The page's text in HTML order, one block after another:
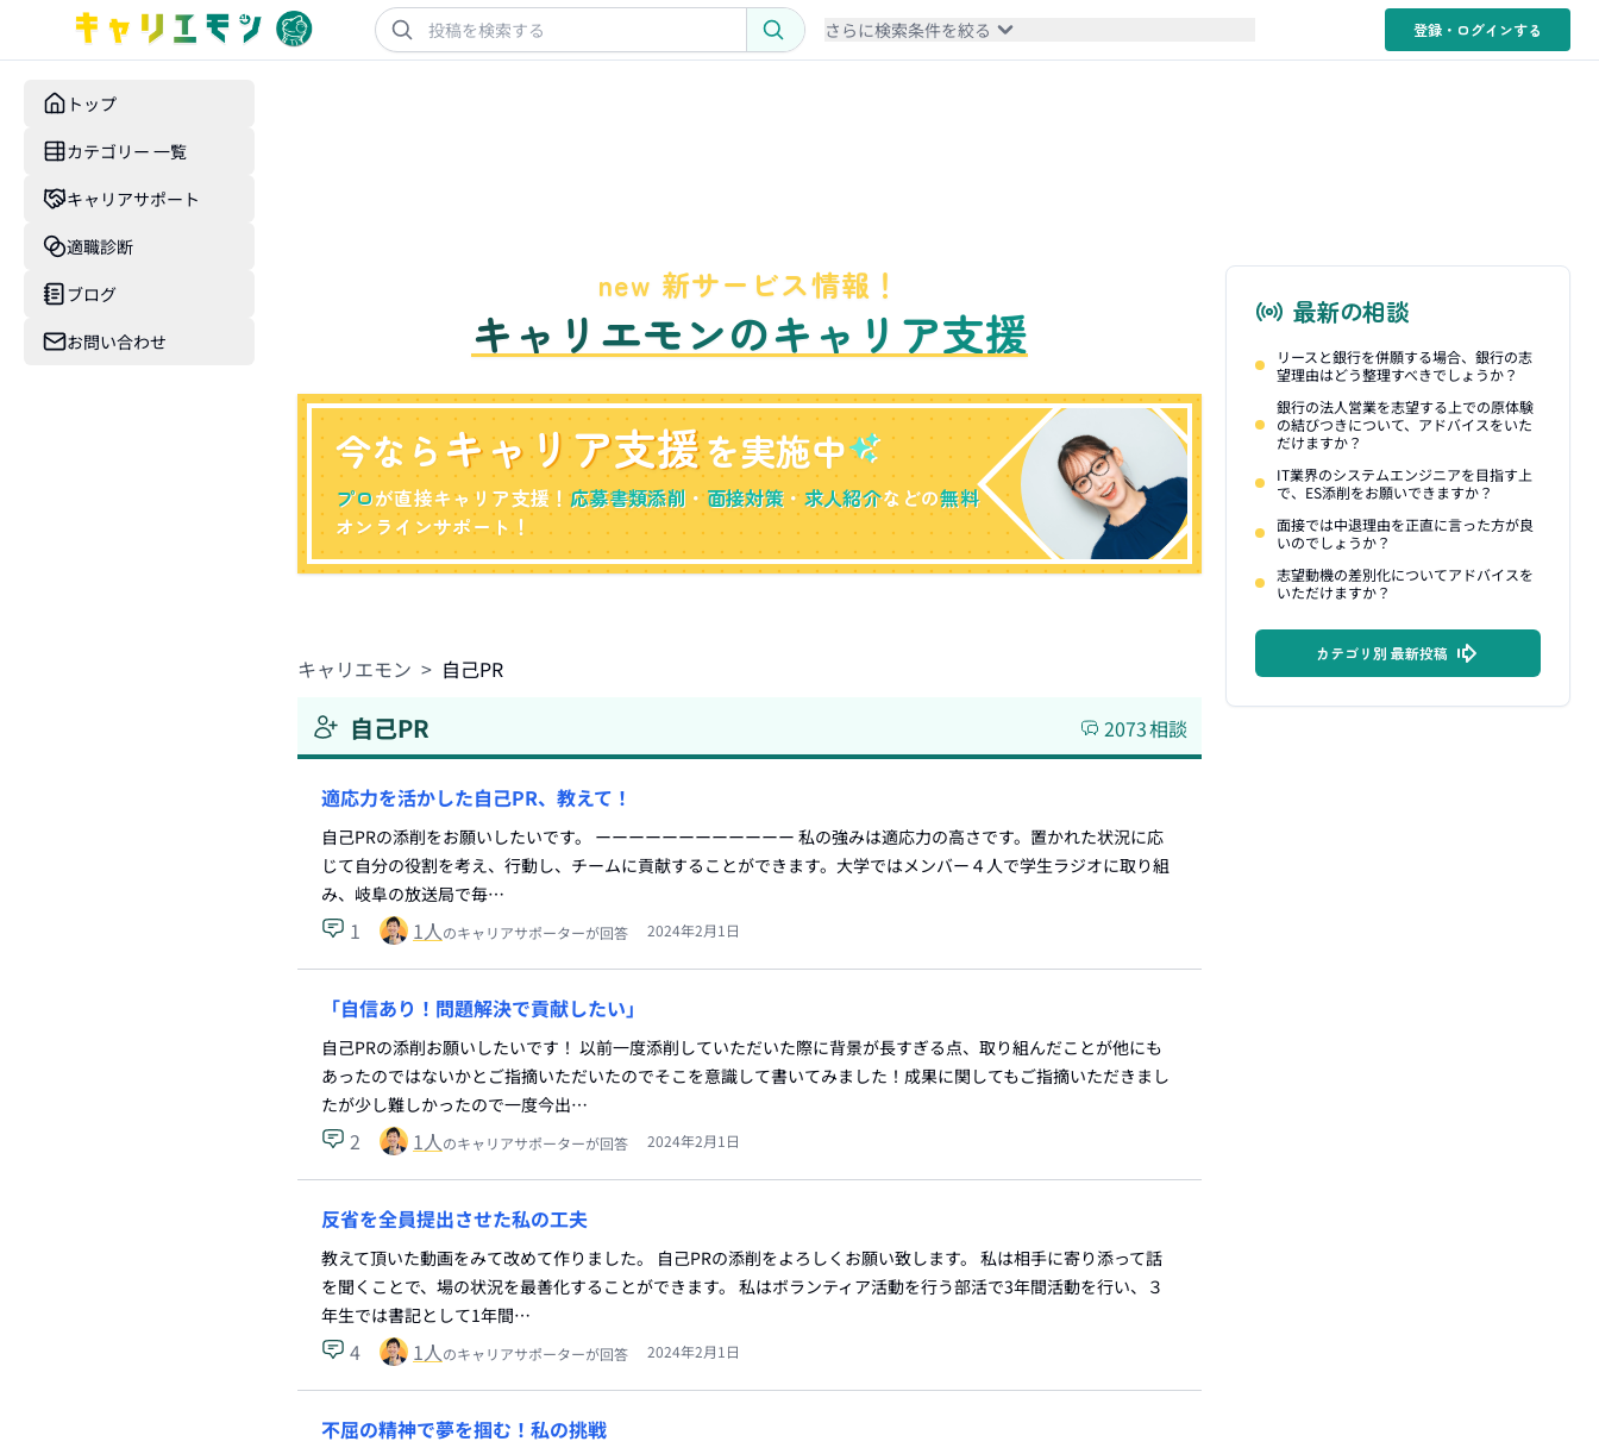
さらに検索条件を絞る 登録・ログインする
トップ
カテゴリー 一覧
キャリアサポート
適職診断
ブログ
お問い合わせ
new 新サービス情報！
キャリエモンのキャリア支援
今ならキャリア支援を実施中
プロが直接キャリア支援！応募書類添削 ・面接対策 ・求人紹介などの無料
オンラインサポート！
キャリエモン > 自己PR
自己PR 2073相談
適応力を活かした自己PR、教えて！
自己PRの添削をお願いしたいです。 ーーーーーーーーーーーー 私の強みは適応力の高さです。置かれた状況に応
じて自分の役割を考え、行動し、チームに貢献することができます。大学ではメンバー４人で学生ラジオに取り組
み、岐阜の放送局で毎…
1 1人のキャリアサポーターが回答 2024年2月1日
「自信あり！問題解決で貢献したい」
自己PRの添削お願いしたいです！ 以前一度添削していただいた際に背景が長すぎる点、取り組んだことが他にも
あったのではないかとご指摘いただいたのでそこを意識して書いてみました！成果に関してもご指摘いただきまし
たが少し難しかったので一度今出…
2 1人のキャリアサポーターが回答 2024年2月1日
反省を全員提出させた私の工夫
教えて頂いた動画をみて改めて作りました。 自己PRの添削をよろしくお願い致します。 私は相手に寄り添って話
を聞くことで、場の状況を最善化することができます。 私はボランティア活動を行う部活で3年間活動を行い、３
年生では書記として1年間…
4 1人のキャリアサポーターが回答 2024年2月1日
不屈の精神で夢を掴む！私の挑戦
最新の相談
リースと銀行を併願する場合、銀行の志
望理由はどう整理すべきでしょうか？
銀行の法人営業を志望する上での原体験
の結びつきについて、アドバイスをいた
だけますか？
IT業界のシステムエンジニアを目指す上
で、ES添削をお願いできますか？
面接では中退理由を正直に言った方が良
いのでしょうか？
志望動機の差別化についてアドバイスを
いただけますか？
カテゴリ別 最新投稿